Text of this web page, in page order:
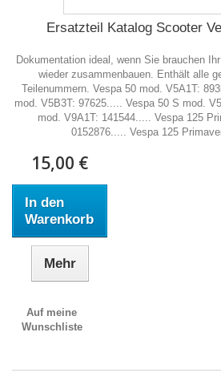
Ersatzteil Katalog Scooter
Dokumentation ideal, wenn Sie brauchen
wieder zusammenbauen. Enthält alle
Teilenummern. Vespa 50 mod. V5A1T:
mod. V5B3T: 97625..... Vespa 50 S mod.
mod. V9A1T: 141544..... Vespa 125
0152876..... Vespa 125
15,00 €
In den
Warenkorb
Mehr
Auf meine
Wunschliste